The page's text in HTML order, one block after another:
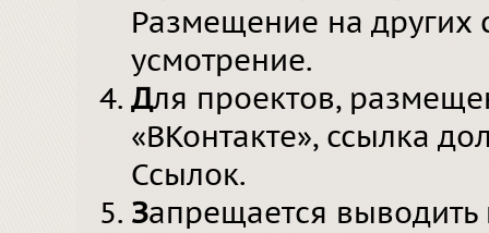
Размещение на других
усмотрение.
Для проектов,
«ВКонтакте», ссылка
Ссылок.
Запрещается